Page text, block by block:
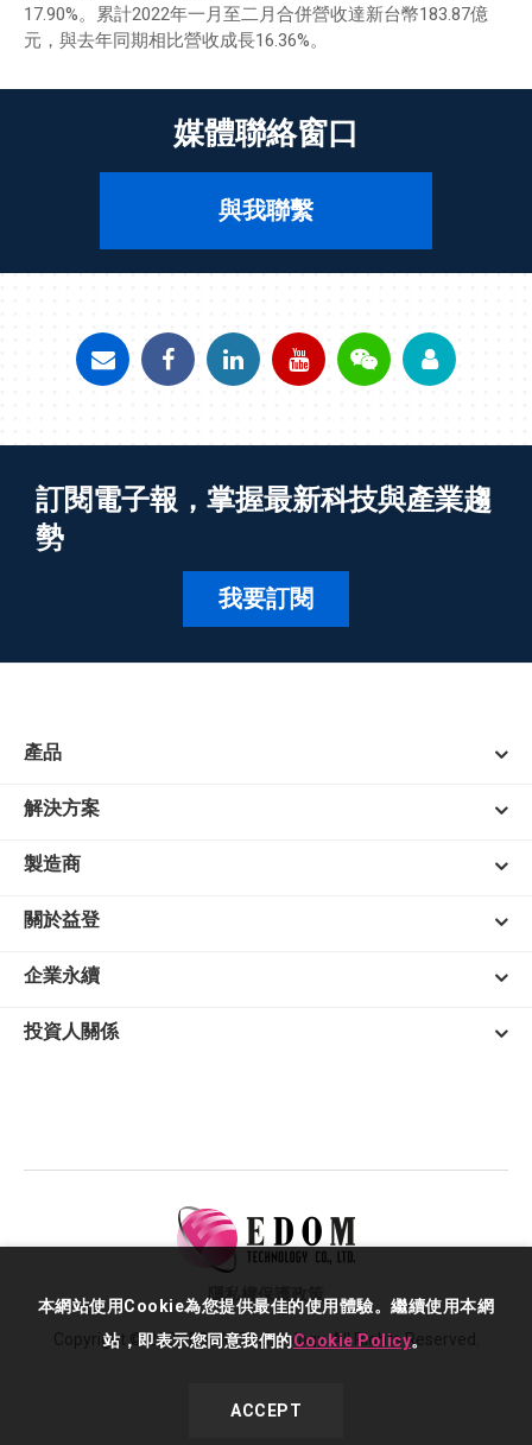
17.90%。累計2022年一月至二月合併營收達新台幣183.87億
元，與去年同期相比營收成長16.36%。
媒體聯絡窗口
與我聯繫
訂閱電子報，掌握最新科技與產業趨
勢
我要訂閱
產品
解決方案
製造商
關於益登
企業永續
投資人關係
Copyright © 2026 EDOM Technology. All Rights Reserved.
隱私權保護政策
本網站使用Cookie為您提供最佳的使用體驗。繼續使用本網
站，即表示您同意我們的Cookie Policy。
ACCEPT